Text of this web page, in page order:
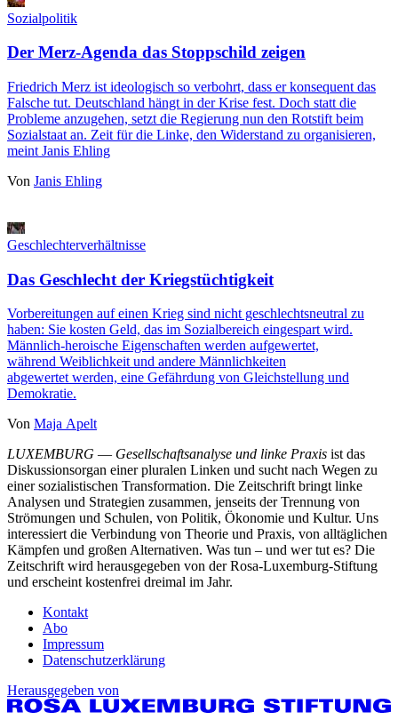
Sozialpolitik
Der Merz-Agenda das Stoppschild zeigen
Friedrich Merz ist ideologisch so verbohrt, dass er konsequent das
Falsche tut. Deutschland hängt in der Krise fest. Doch statt die
Probleme anzugehen, setzt die Regierung nun den Rotstift beim
Sozialstaat an. Zeit für die Linke, den Widerstand zu organisieren,
meint Janis Ehling
Von Janis Ehling
Geschlechterverhältnisse
Das Geschlecht der Kriegstüchtigkeit
Vorbereitungen auf einen Krieg sind nicht geschlechtsneutral zu
haben: Sie kosten Geld, das im Sozialbereich eingespart wird.
Männlich-heroische Eigenschaften werden aufgewertet,
während Weiblichkeit und andere Männlichkeiten
abgewertet werden, eine Gefährdung von Gleichstellung und
Demokratie.
Von Maja Apelt
LUXEMBURG — Gesellschaftsanalyse und linke Praxis ist das
Diskussionsorgan einer pluralen Linken und sucht nach Wegen zu
einer sozialistischen Transformation. Die Zeitschrift bringt linke
Analysen und Strategien zusammen, jenseits der Trennung von
Strömungen und Schulen, von Politik, Ökonomie und Kultur. Uns
interessiert die Verbindung von Theorie und Praxis, von alltäglichen
Kämpfen und großen Alternativen. Was tun – und wer tut es? Die
Zeitschrift wird herausgegeben von der Rosa-Luxemburg-Stiftung
und erscheint kostenfrei dreimal im Jahr.
Kontakt
Abo
Impressum
Datenschutzerklärung
Herausgegeben von